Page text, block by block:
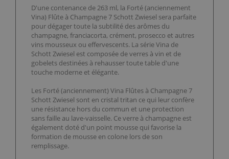
D'une contenance de 263 ml, la Forté (anciennement
Vina) Flûte à Champagne 7 Schott Zwiesel sera parfaite
pour dégager toute la subtilité des arômes du
champagne, franciacorta, crément, prosecco et autres
vins mousseux ou effervescents. La série Vina de
Schott Zwiesel est composée de verres à vin et de
gobelets destinées à rehausser toute table d'une
touche moderne et élégante.
Les Forté (anciennement) Vina Flûtes à Champagne 7
Schott Zwiesel sont en cristal tritan ce qui leur confère
une résistance hors du commun et une protection
sans faille au lave-vaisselle. Ce verre à champagne est
également doté d'un point mousse qui favorise la
formation de mousse en colone lors de son
remplissage.